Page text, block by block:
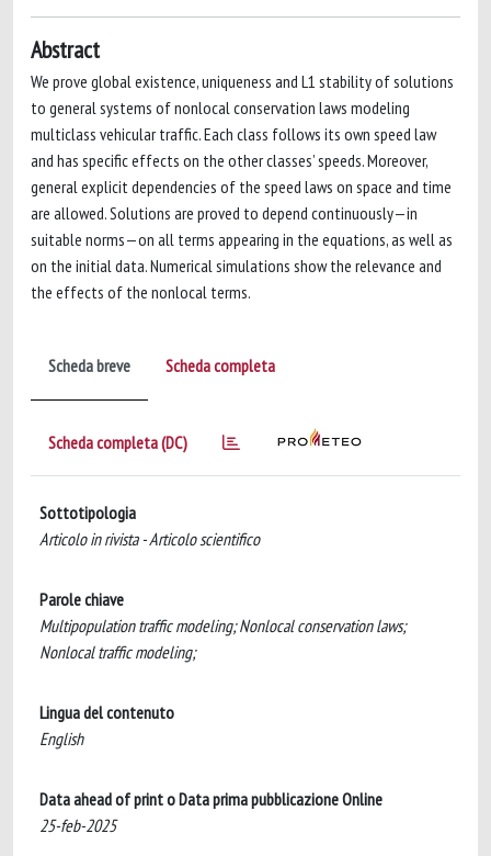
Abstract
We prove global existence, uniqueness and L1 stability of solutions
to general systems of nonlocal conservation laws modeling
multiclass vehicular traffic. Each class follows its own speed law
and has specific effects on the other classes’ speeds. Moreover,
general explicit dependencies of the speed laws on space and time
are allowed. Solutions are proved to depend continuously—in
suitable norms—on all terms appearing in the equations, as well as
on the initial data. Numerical simulations show the relevance and
the effects of the nonlocal terms.
Scheda breve Scheda completa
Scheda completa (DC)
Sottotipologia
Articolo in rivista - Articolo scientifico
Parole chiave
Multipopulation traffic modeling; Nonlocal conservation laws;
Nonlocal traffic modeling;
Lingua del contenuto
English
Data ahead of print o Data prima pubblicazione Online
25-feb-2025